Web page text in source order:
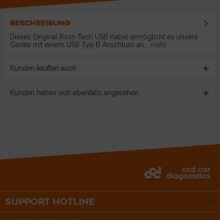
BESCHREIBUNG
Dieses Original Ross-Tech USB Kabel ermöglicht es unsere
Geräte mit einem USB Typ B Anschluss an...
mehr
Kunden kauften auch
Kunden haben sich ebenfalls angesehen
SUPPORT HOTLINE